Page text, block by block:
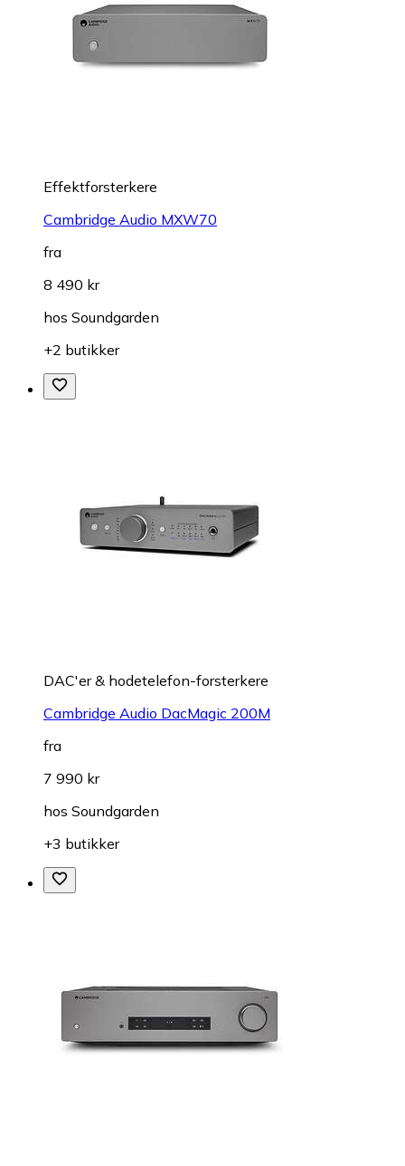
Effektforsterkere
Cambridge Audio MXW70
fra
8 490 kr
hos Soundgarden
+2 butikker
DAC'er & hodetelefon-forsterkere
Cambridge Audio DacMagic 200M
fra
7 990 kr
hos Soundgarden
+3 butikker